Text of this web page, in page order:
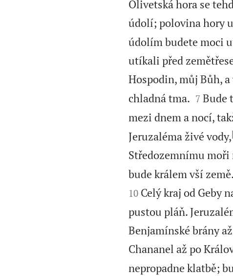
Olivetská hora se
údolí; polovina hory
údolím budete moci
utíkali před
Hospodin, můj Bůh,
chladná tma.
7 Bude
mezi dnem a nocí,
Jeruzaléma živé vody,
Středozemnímu moři
bude králem vší
10 Celý kraj od Geby
pustou pláň.
Benjamínské brány
Chananel až po
nepropadne klatbě;